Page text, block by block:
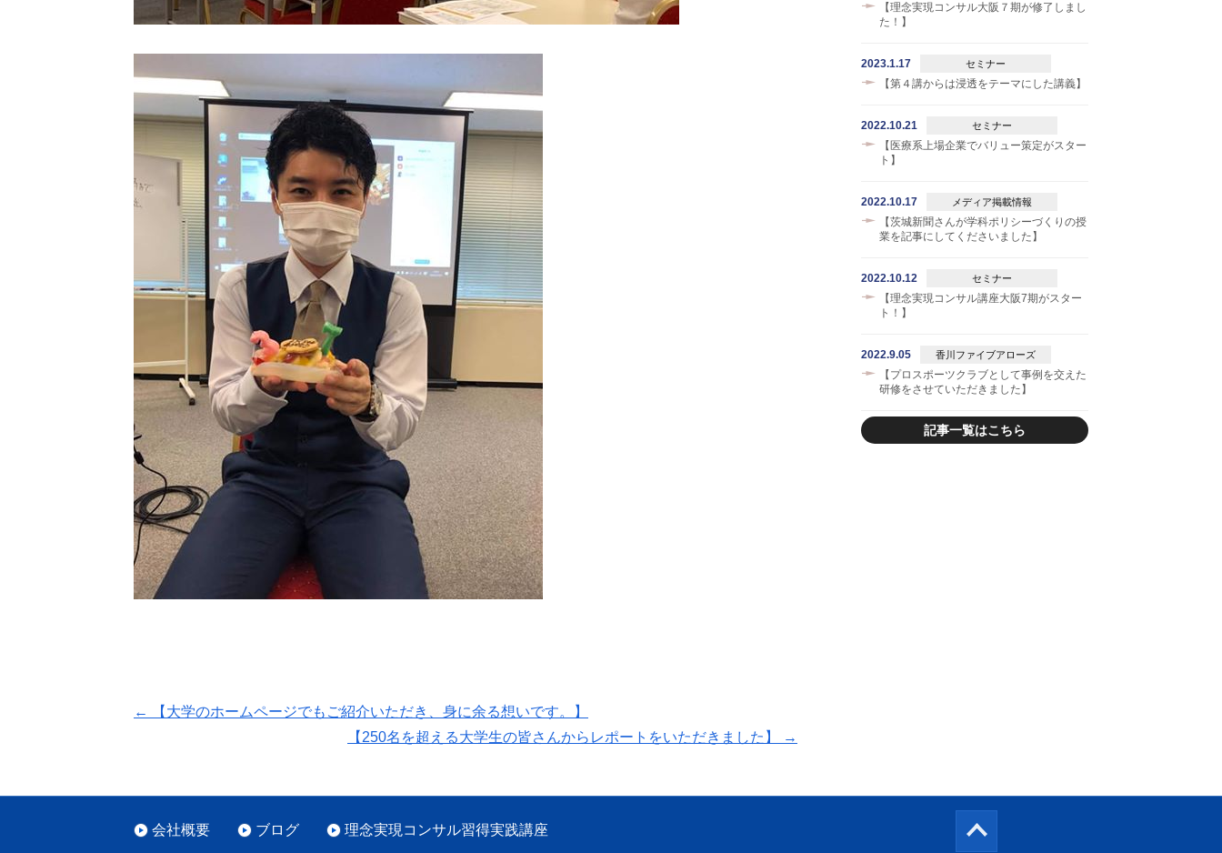
←
【大学のホームページでもご紹介いただき、身に余る想いです。】
【250名を超える大学生の皆さんからレポートをいただきました】
→
【理念実現コンサル大阪７期が修了しまし
た！】
2023.1.17 セミナー
【第４講からは浸透をテーマにした講義】
2022.10.21 セミナー
【医療系上場企業でバリュー策定がスター
ト】
2022.10.17 メディア掲載情報
【茨城新聞さんが学科ポリシーづくりの授
業を記事にしてくださいました】
2022.10.12 セミナー
【理念実現コンサル講座大阪7期がスター
ト！】
2022.9.05 香川ファイブアローズ
【プロスポーツクラブとして事例を交えた
研修をさせていただきました】
記事一覧はこちら
会社概要 ブログ 理念実現コンサル習得実践講座